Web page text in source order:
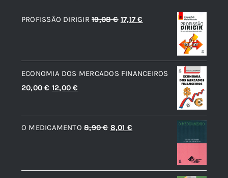
PROFISSÃO DIRIGIR 19,08€ O
era:
19,08 €.
17,17€
é:
17,17 €.
ECONOMIA DOS MERCADOS FINANCEIROS
20,00€ O
original
era:
12,00€
atual
é:
O MEDICAMENTO 8,90€ O
era:
8,01 €
é: